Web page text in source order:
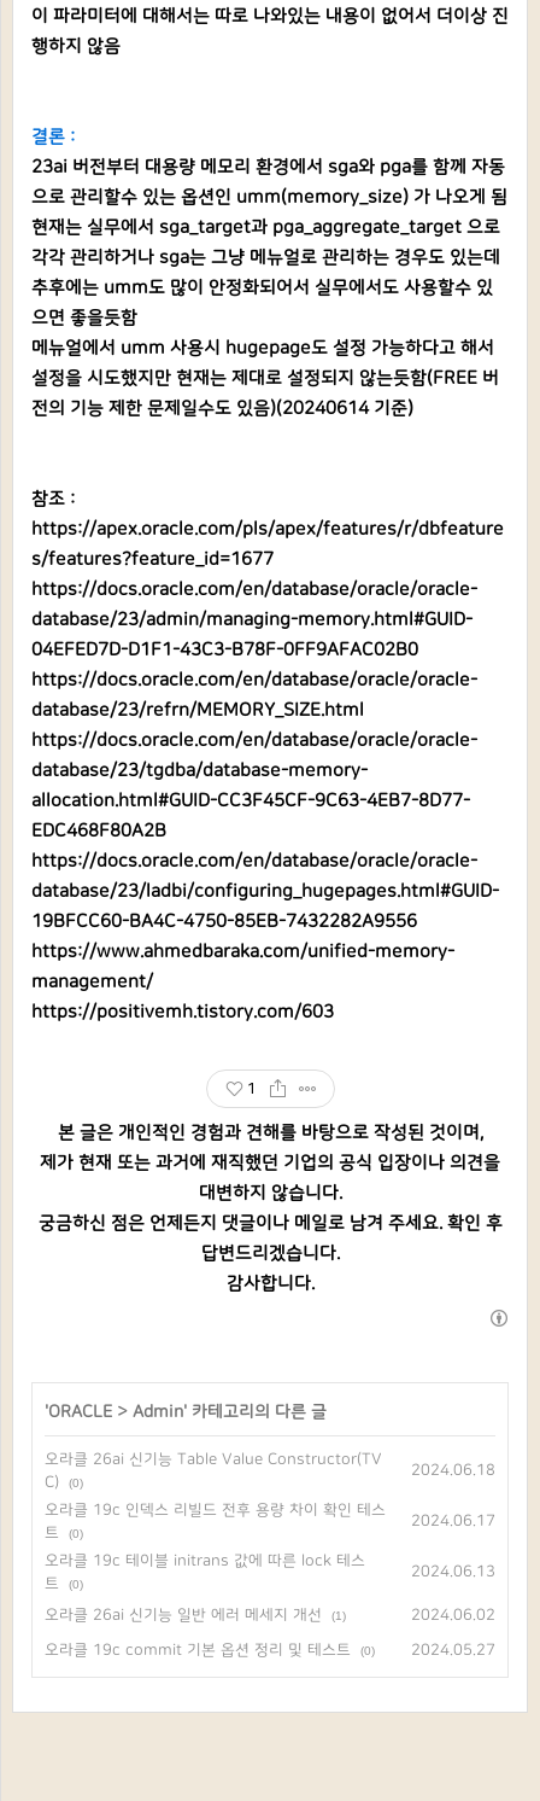
이 파라미터에 대해서는 따로 나와있는 내용이 없어서 더이상 진
행하지 않음
결론 :
23ai 버전부터 대용량 메모리 환경에서 sga와 pga를 함께 자동
으로 관리할수 있는 옵션인 umm(memory_size) 가 나오게 됨
현재는 실무에서 sga_target과 pga_aggregate_target 으로
각각 관리하거나 sga는 그냥 메뉴얼로 관리하는 경우도 있는데
추후에는 umm도 많이 안정화되어서 실무에서도 사용할수 있
으면 좋을듯함
메뉴얼에서 umm 사용시 hugepage도 설정 가능하다고 해서
설정을 시도했지만 현재는 제대로 설정되지 않는듯함(FREE 버
전의 기능 제한 문제일수도 있음)(20240614 기준)
참조 :
https://apex.oracle.com/pls/apex/features/r/dbfeature
s/features?feature_id=1677
https://docs.oracle.com/en/database/oracle/oracle-
database/23/admin/managing-memory.html#GUID-
04EFED7D-D1F1-43C3-B78F-0FF9AFAC02B0
https://docs.oracle.com/en/database/oracle/oracle-
database/23/refrn/MEMORY_SIZE.html
https://docs.oracle.com/en/database/oracle/oracle-
database/23/tgdba/database-memory-
allocation.html#GUID-CC3F45CF-9C63-4EB7-8D77-
EDC468F80A2B
https://docs.oracle.com/en/database/oracle/oracle-
database/23/ladbi/configuring_hugepages.html#GUID-
19BFCC60-BA4C-4750-85EB-7432282A9556
https://www.ahmedbaraka.com/unified-memory-
management/
https://positivemh.tistory.com/603
1
본 글은 개인적인 경험과 견해를 바탕으로 작성된 것이며,
제가 현재 또는 과거에 재직했던 기업의 공식 입장이나 의견을
대변하지 않습니다.
궁금하신 점은 언제든지 댓글이나 메일로 남겨 주세요. 확인 후
답변드리겠습니다.
감사합니다.
'ORACLE > Admin' 카테고리의 다른 글
오라클 26ai 신기능 Table Value Constructor(TV
C)
(0)
2024.06.18
오라클 19c 인덱스 리빌드 전후 용량 차이 확인 테스
트
(0)
2024.06.17
오라클 19c 테이블 initrans 값에 따른 lock 테스
트
(0)
2024.06.13
오라클 26ai 신기능 일반 에러 메세지 개선 (1) 2024.06.02
오라클 19c commit 기본 옵션 정리 및 테스트 (0) 2024.05.27